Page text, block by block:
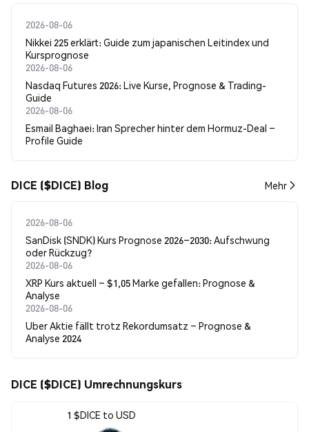
2026-08-06
Nikkei 225 erklärt: Guide zum japanischen Leitindex und
Kursprognose
2026-08-06
Nasdaq Futures 2026: Live Kurse, Prognose & Trading-
Guide
2026-08-06
Esmail Baghaei: Iran Sprecher hinter dem Hormuz-Deal –
Profile Guide
DICE ($DICE) Blog Mehr
2026-08-06
SanDisk (SNDK) Kurs Prognose 2026–2030: Aufschwung
oder Rückzug?
2026-08-06
XRP Kurs aktuell – $1,05 Marke gefallen: Prognose &
Analyse
2026-08-06
Uber Aktie fällt trotz Rekordumsatz – Prognose &
Analyse 2024
DICE ($DICE) Umrechnungskurs
1 $DICE to USD